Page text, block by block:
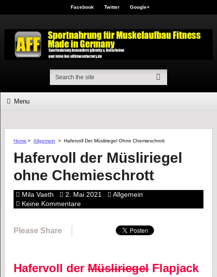
Facebook Twitter Google+
Menu
Home > Allgemein > Hafervoll Der Müsliriegel Ohne Chemieschrott
Hafervoll der Müsliriegel
ohne Chemieschrott
Mila Vaeth 2. Mai 2021
Allgemein
Keine Kommentare
Please Share
Hafervoll der MüsliriegelFlapjack